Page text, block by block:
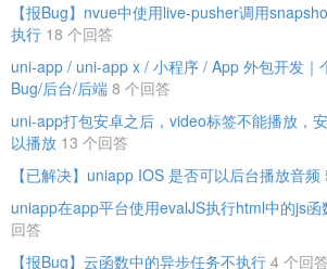
【报Bug】nvue中使用live-pusher调用
执行 18 个回答
uni-app / uni-app x / 小程序 / App 外包开发｜
Bug/后台/后端 8 个回答
uni-app打包安卓之后，video标签不能播放，
以播放 13 个回答
【已解决】uniapp IOS 是否可以后台播放音频
uniapp在app平台使用evalJS执行html中的js函
回答
【报Bug】云函数中的异步任务不执行 4 个回